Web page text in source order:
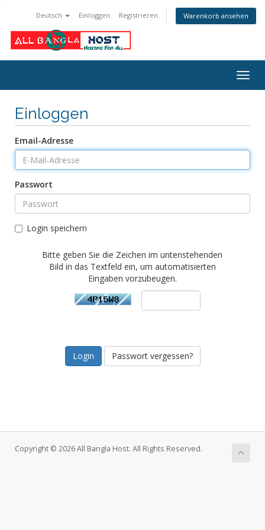
Deutsch Einloggen Registrieren Warenkorb ansehen
ein-/
Einloggen
Email-Adresse
Passwort
Login speichern
Bitte geben Sie die Zeichen im untenstehenden
Bild in das Textfeld ein, um automatisierten
Eingaben vorzubeugen.
Passwort vergessen?
Copyright © 2026 All Bangla Host. All Rights Reserved.